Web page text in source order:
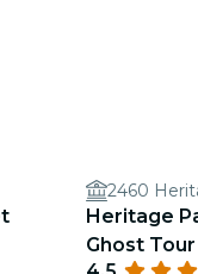
2460
Heritage
Ghost